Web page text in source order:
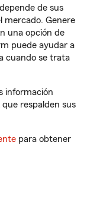
de sus
mercado. Genere
una opción de
puede ayudar a
cuando se trata
información
respalden sus
para obtener